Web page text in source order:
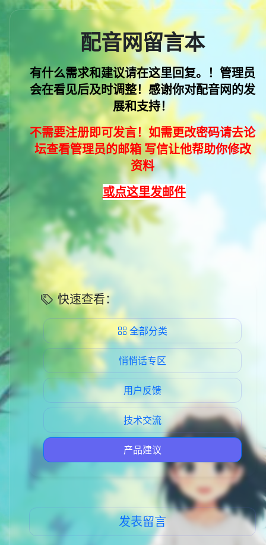
配音网留言本
有什么需求和建议请在这里回复。！管理员
会在看见后及时调整！感谢你对配音网的发
展和支持！
不需要注册即可发言！如需更改密码请去论
坛查看管理员的邮箱 写信让他帮助你修改
资料
或点这里发邮件
快速查看：
全部分类
悄悄话专区
用户反馈
技术交流
产品建议
发表留言